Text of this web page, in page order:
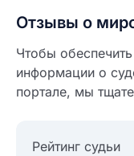
Отзывы о
Чтобы
информации о
портале, мы
Рейтинг судьи
разрешить